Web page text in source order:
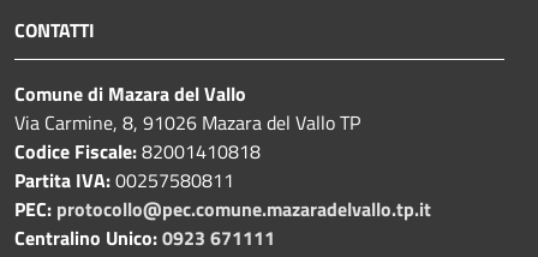
CONTATTI
Comune di Mazara del Vallo
Via Carmine, 8, 91026 Mazara del Vallo TP
Codice Fiscale:82001410818
Partita IVA:00257580811
PEC: protocollo@pec.comune.mazaradelvallo.tp.it
Centralino Unico:0923 671111